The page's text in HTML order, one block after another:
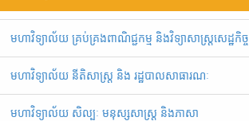
មហាវិទ្យាល័យ គ្រប់គ្រងពាណិជ្ជកម្ម និងវិទ្យាសាស្រ្តសេដ្ឋកិច្ច
មហាវិទ្យាល័យ នីតិសាស្រ្ត និង រដ្ឋបាលសាធារណៈ
មហាវិទ្យាល័យ សិល្បៈ មនុស្សសាស្ត្រ និងភាសា